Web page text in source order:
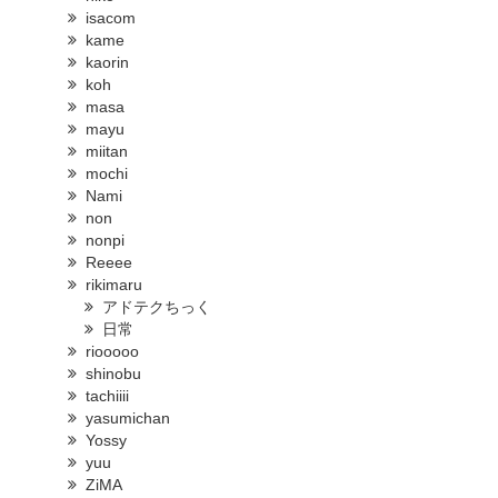
isacom
kame
kaorin
koh
masa
mayu
miitan
mochi
Nami
non
nonpi
Reeee
rikimaru
アドテクちっく
日常
riooooo
shinobu
tachiiii
yasumichan
Yossy
yuu
ZiMA